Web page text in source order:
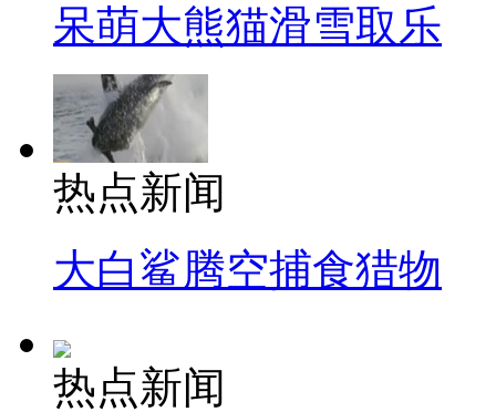
呆萌大熊猫滑雪取乐
热点新闻
大白鲨腾空捕食猎物
热点新闻